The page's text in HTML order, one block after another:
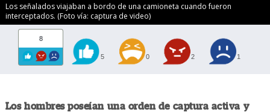
Los señalados viajaban a bordo de una camioneta cuando fueron
interceptados. (Foto vía: captura de video)
8
5 0 2 1
Los hombres poseían una orden de captura activa y